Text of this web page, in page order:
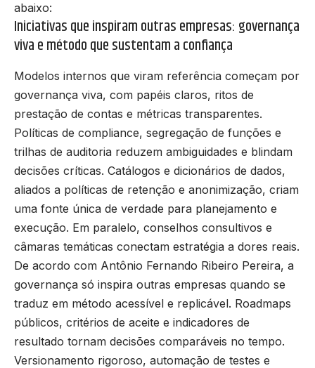
abaixo:
Iniciativas que inspiram outras empresas: governança
viva e método que sustentam a confiança
Modelos internos que viram referência começam por
governança viva, com papéis claros, ritos de
prestação de contas e métricas transparentes.
Políticas de compliance, segregação de funções e
trilhas de auditoria reduzem ambiguidades e blindam
decisões críticas. Catálogos e dicionários de dados,
aliados a políticas de retenção e anonimização, criam
uma fonte única de verdade para planejamento e
execução. Em paralelo, conselhos consultivos e
câmaras temáticas conectam estratégia a dores reais.
De acordo com Antônio Fernando Ribeiro Pereira, a
governança só inspira outras empresas quando se
traduz em método acessível e replicável. Roadmaps
públicos, critérios de aceite e indicadores de
resultado tornam decisões comparáveis no tempo.
Versionamento rigoroso, automação de testes e